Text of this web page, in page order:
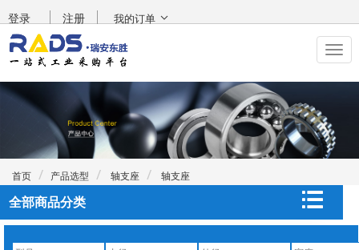
登录 注册 我的订单
首页 产品选型 轴支座 轴支座
全部商品分类